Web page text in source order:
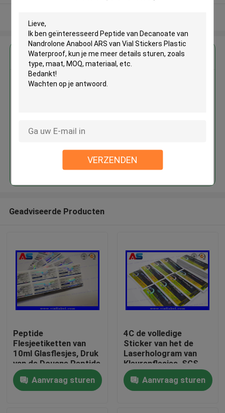
VERZENDEN
Huis
Producten
Krijg de beste prijs voor
Peptide van Decanoate van
Doorgaan
Geadviseerde Producten
Peptide
Flesjeetiketten van
10ml Glasflesjes, Druk
van de Douane Peptide
Sticker
Aanvraag sturen
4C de volledige
Sticker van het de
Laserhologram van
Kleurenflesjes, SGS
die Flessenetiketten
drukkenAanvraag sturen